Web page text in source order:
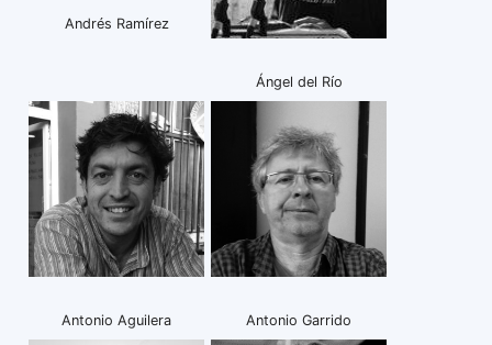
Andrés Ramírez
Ángel del Río
Antonio Aguilera Antonio Garrido